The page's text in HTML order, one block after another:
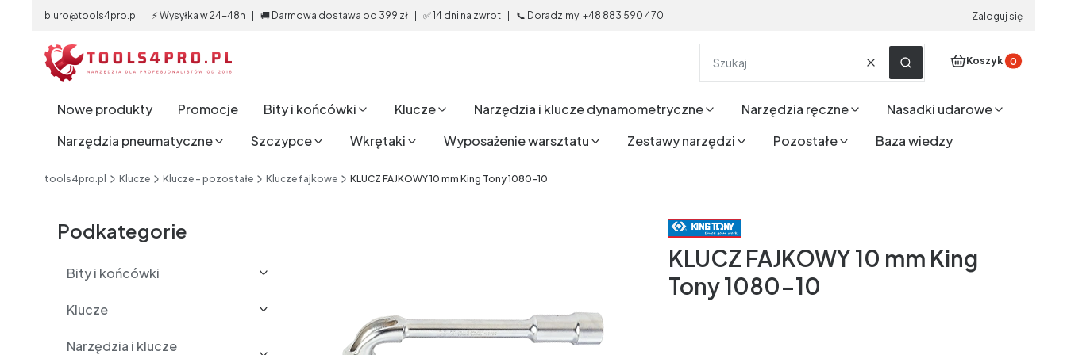
biuro@tools4pro.pl | ⚡ Wysyłka w 24-48h | 🚚 Darmowa dostawa od 399 zł | ✅ 14 dni na zwrot | 📞 Doradzimy: +48 883 590 470 Zaloguj się
WyczyśćSzukaj
Produkty w
Koszyk
Nowe produkty Promocje Bity i końcówki Klucze Narzędzia i klucze dynamometryczne Narzędzia ręczne
Nasadki udarowe
Narzędzia pneumatyczne
Szczypce Wkrętaki Wyposażenie warsztatu Zestawy narzędzi Pozostałe
Baza wiedzy
tools4pro.pl Klucze Klucze - pozostałe Klucze fajkowe KLUCZ FAJKOWY 10 mm King Tony 1080-10
Podkategorie
Bity i końcówki
Klucze
Narzędzia i klucze
KLUCZ FAJKOWY 10 mm King
Tony 1080-10